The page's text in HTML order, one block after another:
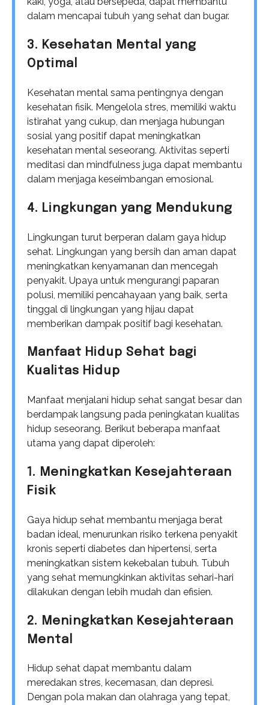
dalam mencapai tubuh yang sehat dan bugar.
3. Kesehatan Mental yang
Optimal
Kesehatan mental sama pentingnya dengan
kesehatan fisik. Mengelola stres, memiliki waktu
istirahat yang cukup, dan menjaga hubungan
sosial yang positif dapat meningkatkan
kesehatan mental seseorang. Aktivitas seperti
meditasi dan mindfulness juga dapat membantu
dalam menjaga keseimbangan emosional.
4. Lingkungan yang Mendukung
Lingkungan turut berperan dalam gaya hidup
sehat. Lingkungan yang bersih dan aman dapat
meningkatkan kenyamanan dan mencegah
penyakit. Upaya untuk mengurangi paparan
polusi, memiliki pencahayaan yang baik, serta
tinggal di lingkungan yang hijau dapat
memberikan dampak positif bagi kesehatan.
Manfaat Hidup Sehat bagi
Kualitas Hidup
Manfaat menjalani hidup sehat sangat besar dan
berdampak langsung pada peningkatan kualitas
hidup seseorang. Berikut beberapa manfaat
utama yang dapat diperoleh:
1. Meningkatkan Kesejahteraan
Fisik
Gaya hidup sehat membantu menjaga berat
badan ideal, menurunkan risiko terkena penyakit
kronis seperti diabetes dan hipertensi, serta
meningkatkan sistem kekebalan tubuh. Tubuh
yang sehat memungkinkan aktivitas sehari-hari
dilakukan dengan lebih mudah dan efisien.
2. Meningkatkan Kesejahteraan
Mental
Hidup sehat dapat membantu dalam
meredakan stres, kecemasan, dan depresi.
Dengan pola makan dan olahraga yang tepat,